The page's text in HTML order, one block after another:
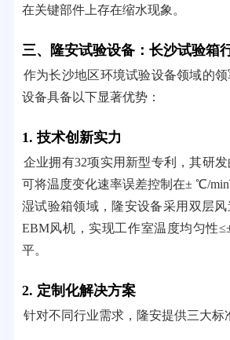
在关键部件上存在缩水现象。
三、隆安试验设备：长沙试验箱
作为长沙地区环境试验设备领域的
设备具备以下显著优势：
1. 技术创新实力
企业拥有32项实用新型专利，其研
可将温度变化速率误差控制在± ℃/
湿试验箱领域，隆安设备采用双层风
EBM风机，实现工作室温度均匀性
平。
2. 定制化解决方案
针对不同行业需求，隆安提供三大标